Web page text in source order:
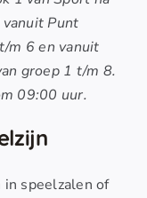
Punt
m 6 en vanuit
groep 1 t/m 8.
09:00 uur.
speelzalen of